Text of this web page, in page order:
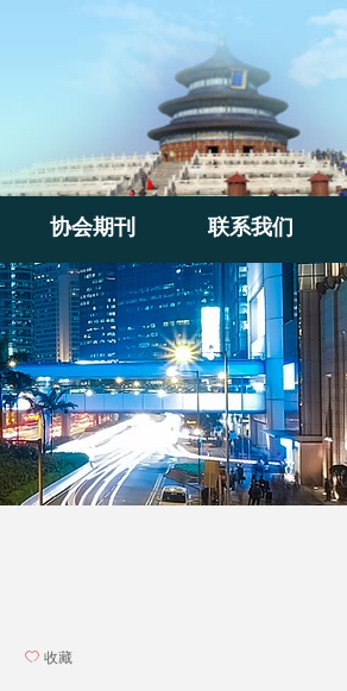
协会期刊
协会期刊
联系我们
联系我们
ꄀ 收藏